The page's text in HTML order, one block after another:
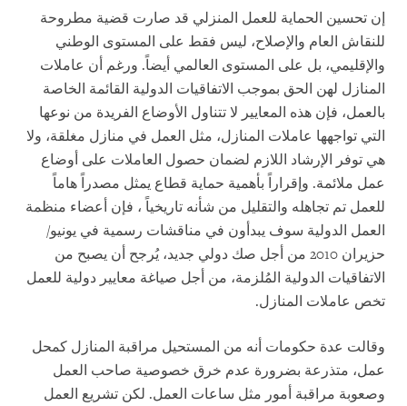
إن تحسين الحماية للعمل المنزلي قد صارت قضية مطروحة
للنقاش العام والإصلاح، ليس فقط على المستوى الوطني
والإقليمي، بل على المستوى العالمي أيضاً. ورغم أن عاملات
المنازل لهن الحق بموجب الاتفاقيات الدولية القائمة الخاصة
بالعمل، فإن هذه المعايير لا تتناول الأوضاع الفريدة من نوعها
التي تواجهها عاملات المنازل، مثل العمل في منازل مغلقة، ولا
هي توفر الإرشاد اللازم لضمان حصول العاملات على أوضاع
عمل ملائمة. وإقراراً بأهمية حماية قطاع يمثل مصدراً هاماً
للعمل تم تجاهله والتقليل من شأنه تاريخياً ، فإن أعضاء منظمة
العمل الدولية سوف يبدأون في مناقشات رسمية في يونيو/
حزيران 2010 من أجل صك دولي جديد، يُرجح أن يصبح من
الاتفاقيات الدولية المُلزمة، من أجل صياغة معايير دولية للعمل
تخص عاملات المنازل.
وقالت عدة حكومات أنه من المستحيل مراقبة المنازل كمحل
عمل، متذرعة بضرورة عدم خرق خصوصية صاحب العمل
وصعوبة مراقبة أمور مثل ساعات العمل. لكن تشريع العمل